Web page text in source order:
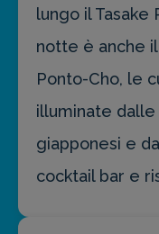
lungo il
notte è anche
Ponto-Cho, le
illuminate
giapponesi e
cocktail bar e